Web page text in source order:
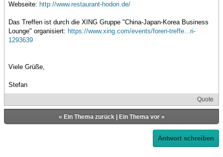
Webseite: http://www.restaurant-hodori.de/
Das Treffen ist durch die XING Gruppe "China-Japan-Korea Business
Lounge" organisiert: https://www.xing.com/events/foren-treffe...ri-
1293639
Viele Grüße,
Stefan
Quote
« Ein Thema zurück| Ein Thema vor»
Antwort schreiben